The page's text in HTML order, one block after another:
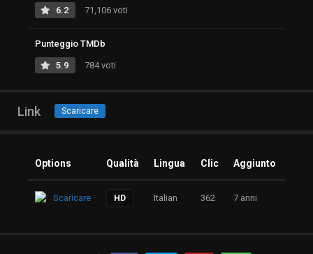
6.2 71,106 voti
Punteggio TMDb
5.9 784 voti
Link Scaricare
Options Qualità Lingua Clic Aggiunto
Scaricare HD Italian 362 7 anni